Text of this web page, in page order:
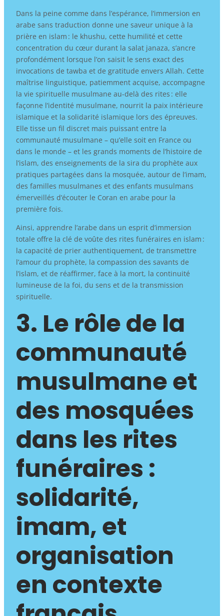
Dans la peine comme dans l’espérance, l’immersion en
arabe sans traduction donne une saveur unique à la
prière en islam : le khushu, cette humilité et cette
concentration du cœur durant la salat janaza, s’ancre
profondément lorsque l’on saisit le sens exact des
invocations de tawba et de gratitude envers Allah. Cette
maîtrise linguistique, patiemment acquise, accompagne
la vie spirituelle musulmane au-delà des rites : elle
façonne l’identité musulmane, nourrit la paix intérieure
islamique et la solidarité islamique lors des épreuves.
Elle tisse un fil discret mais puissant entre la
communauté musulmane – qu’elle soit en France ou
dans le monde – et les grands moments de l’histoire de
l’islam, des enseignements de la sira du prophète aux
pratiques partagées dans la mosquée, autour de l’imam,
des familles musulmanes et des enfants musulmans
émerveillés d’écouter le Coran en arabe pour la
première fois.
Ainsi, apprendre l’arabe dans un esprit d’immersion
totale offre la clé de voûte des rites funéraires en islam :
la capacité de prier authentiquement, de transmettre
l’amour du prophète, la compassion des savants de
l’islam, et de réaffirmer, face à la mort, la continuité
lumineuse de la foi, du sens et de la transmission
spirituelle.
3. Le rôle de la
communauté
musulmane et
des mosquées
dans les rites
funéraires :
solidarité,
imam, et
organisation
en contexte